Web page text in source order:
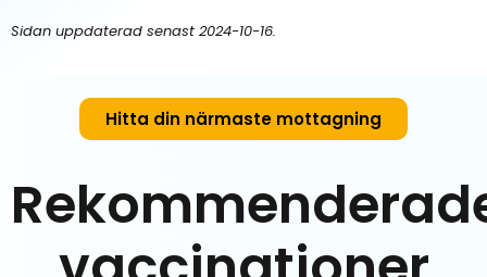
Sidan uppdaterad senast 2024-10-16.
Hitta din närmaste mottagning